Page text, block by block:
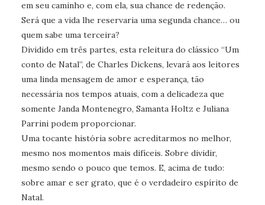
em seu caminho e, com ela, sua chance de redenção.
Será que a vida lhe reservaria uma segunda chance… ou
quem sabe uma terceira?
Dividido em três partes, esta releitura do clássico “Um
conto de Natal”, de Charles Dickens, levará aos leitores
uma linda mensagem de amor e esperança, tão
necessária nos tempos atuais, com a delicadeza que
somente Janda Montenegro, Samanta Holtz e Juliana
Parrini podem proporcionar.
Uma tocante história sobre acreditarmos no melhor,
mesmo nos momentos mais difíceis. Sobre dividir,
mesmo sendo o pouco que temos. E, acima de tudo:
sobre amar e ser grato, que é o verdadeiro espírito de
Natal.